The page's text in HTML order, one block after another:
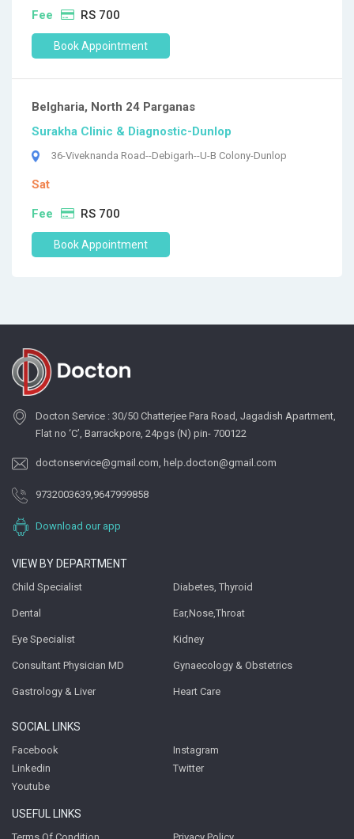
Fee RS 700
Book Appointment
Belgharia, North 24 Parganas
Surakha Clinic & Diagnostic-Dunlop
36-Viveknanda Road--Debigarh--U-B Colony-Dunlop
Sat
Fee RS 700
Book Appointment
Docton Service : 30/50 Chatterjee Para Road, Jagadish Apartment,
Flat no ‘C’, Barrackpore, 24pgs (N) pin- 700122
doctonservice@gmail.com, help.docton@gmail.com
9732003639,9647999858
Download our app
VIEW BY DEPARTMENT
Child Specialist Diabetes, Thyroid
Dental Ear,Nose,Throat
Eye Specialist Kidney
Consultant Physician MD Gynaecology & Obstetrics
Gastrology & Liver Heart Care
SOCIAL LINKS
Facebook
Instagram
Linkedin
Twitter
Youtube
USEFUL LINKS